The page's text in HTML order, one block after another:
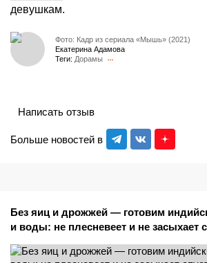
девушкам.
Фото: Кадр из сериала «Мышь» (2021)
Екатерина Адамова
Теги: Дорамы
Больше новостей в
Написать отзыв
Без яиц и дрожжей — готовим
и воды: не плесневеет и не засыхает